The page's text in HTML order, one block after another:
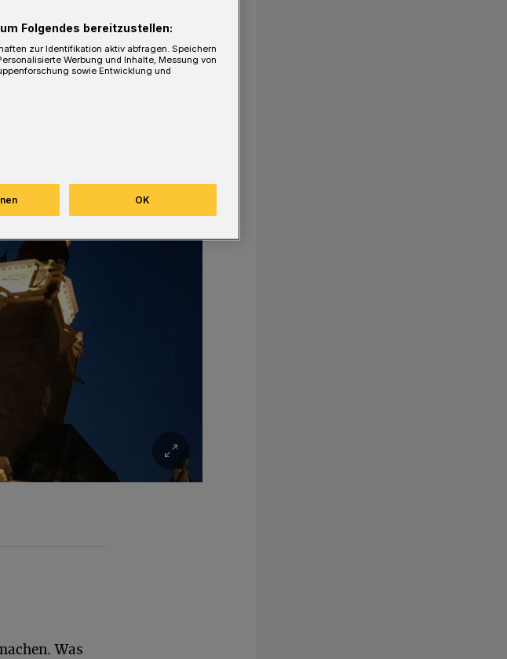
Was
Folgendes bereitzustellen:
zur Identifikation aktiv abfragen. Speichern
Werbung und Inhalte, Messung von
sowie Entwicklung und
OK